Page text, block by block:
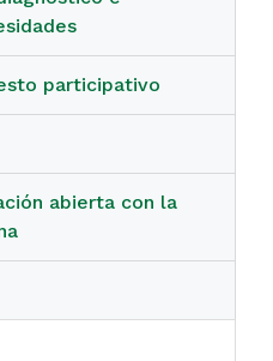
participativo
abierta con la